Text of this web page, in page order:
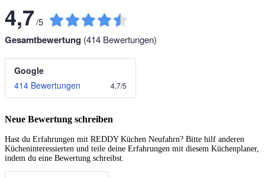
4,7/5
Gesamtbewertung (414 Bewertungen)
Google
414 Bewertungen
4,7/5
Neue Bewertung schreiben
Hast du Erfahrungen mit REDDY Küchen Neufahrn? Bitte hilf anderen
Kücheninteressierten und teile deine Erfahrungen mit diesem Küchenplaner,
indem du eine Bewertung schreibst.